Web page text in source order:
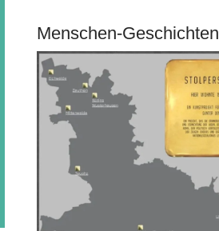
Menschen-Geschichten